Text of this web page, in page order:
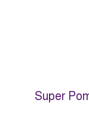
Super